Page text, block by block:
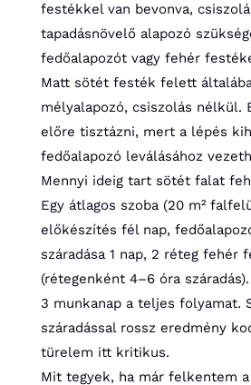
festékkel van bevonva,
tapadásnövelő alapozó
fedőalapozót vagy fehér
Matt sötét festék felett
mélyalapozó, csiszolás nélkül.
előre tisztázni, mert a lépés
fedőalapozó leválásához
Mennyi ideig tart sötét falat
Egy átlagos szoba (20 m²
előkészítés fél nap,
száradása 1 nap, 2 réteg fehér
(rétegenként 4–6 óra
3 munkanap a teljes folyamat.
száradással rossz eredmény
türelem itt kritikus.
Mit tegyek, ha már felkentem